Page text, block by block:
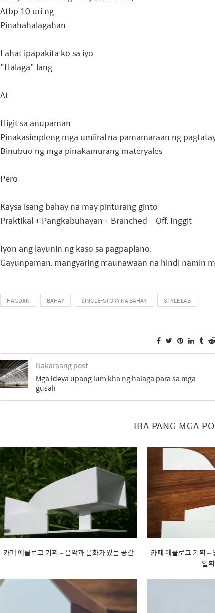
Atbp 10 uri ng
Pinahahalagahan
Lahat ipapakita ko sa iyo
"Halaga" lang
At
Higit sa anupaman
Pinakasimpleng mga umiiral na pamamaraan ng
Binubuo ng mga pinakamurang materyales
Pero
Kaysa isang bahay na may pinturang ginto
Praktikal + Pangkabuhayan + Branched = Off, Inggit
Iyon ang layunin ng kaso sa pagpaplano.
Gayunpaman, mangyaring maunawaan na hindi namin
HAGDAN BAHAY SINGLE-STORY NA BAHAY STYLE LAB
Nakaraang post
Mga ideya upang lumikha ng halaga para sa mga
gusali
IBA PANG MGA
카페 에클로그 기획 – 음악과 문화가 있는 공간
카페 에클로그 기획 –
일